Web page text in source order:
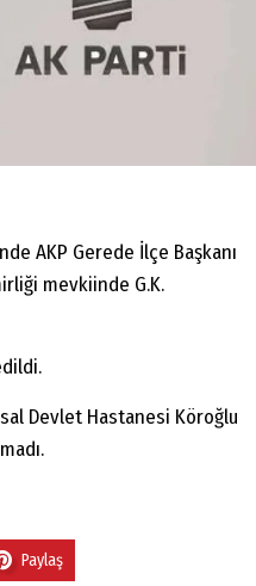
AKP Gerede İlçe Başkanı
mevkiinde G.K.
Devlet Hastanesi Köroğlu
Paylaş